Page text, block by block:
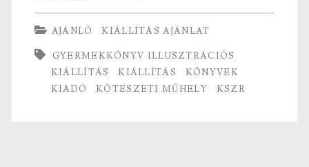
ce
b
o
o
k
w
itt
er
m
ai
l
ha
re
AJÁNLÓ KIÁLLÍTÁS AJÁNLAT
GYERMEKKÖNYV ILLUSZTRÁCIÓS
KIÁLLÍTÁS
KIÁLLÍTÁS
KÖNYVEK
KIADÓ
KÖTÉSZETI MŰHELY KSZR